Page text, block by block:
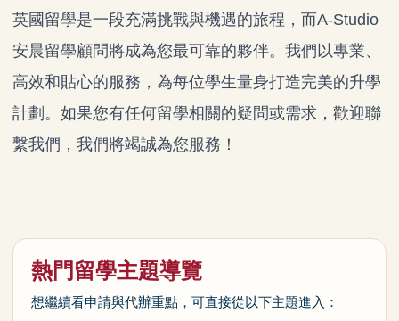
英國留學是一段充滿挑戰與機遇的旅程，而A-Studio
安晨留學顧問將成為您最可靠的夥伴。我們以專業、
高效和貼心的服務，為每位學生量身打造完美的升學
計劃。如果您有任何留學相關的疑問或需求，歡迎聯
繫我們，我們將竭誠為您服務！
熱門留學主題導覽
想繼續看申請與代辦重點，可直接從以下主題進入：